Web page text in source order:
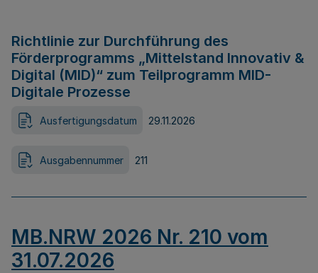
Richtlinie zur Durchführung des
Förderprogramms „Mittelstand Innovativ &
Digital (MID)“ zum Teilprogramm MID-
Digitale Prozesse
Ausfertigungsdatum 29.11.2026
Ausgabennummer 211
MB.NRW 2026 Nr. 210 vom
31.07.2026